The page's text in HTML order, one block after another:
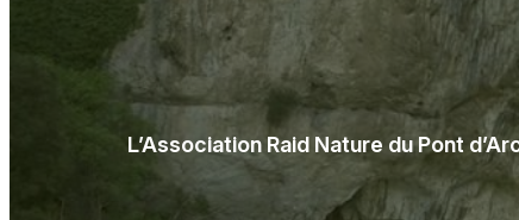
L’Association Raid Nature du Pont